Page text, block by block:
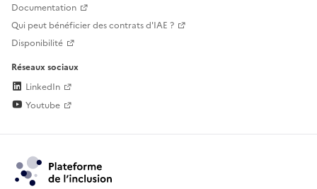
Documentation
Qui peut bénéficier des contrats d'IAE ?
Disponibilité
Réseaux sociaux
LinkedIn
Youtube